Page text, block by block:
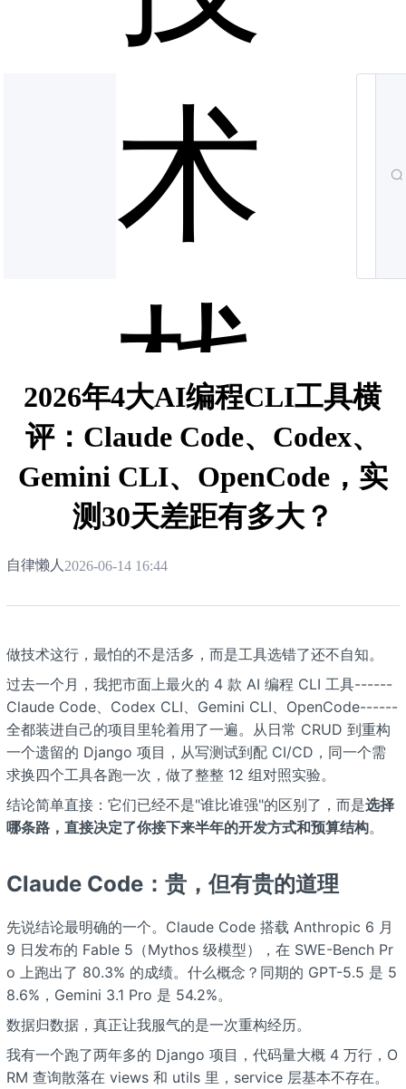
术
栈
2026年4大AI编程CLI工具横
评：Claude Code、Codex、
Gemini CLI、OpenCode，实
测30天差距有多大？
自律懒人 2026-06-14 16:44
做技术这行，最怕的不是活多，而是工具选错了还不自知。
过去一个月，我把市面上最火的 4 款 AI 编程 CLI 工具------
Claude Code、Codex CLI、Gemini CLI、OpenCode------
全都装进自己的项目里轮着用了一遍。从日常 CRUD 到重构
一个遗留的 Django 项目，从写测试到配 CI/CD，同一个需
求换四个工具各跑一次，做了整整 12 组对照实验。
结论简单直接：它们已经不是"谁比谁强"的区别了，而是选择
哪条路，直接决定了你接下来半年的开发方式和预算结构。
Claude Code：贵，但有贵的道理
先说结论最明确的一个。Claude Code 搭载 Anthropic 6 月
9 日发布的 Fable 5（Mythos 级模型），在 SWE-Bench Pr
o 上跑出了 80.3% 的成绩。什么概念？同期的 GPT-5.5 是 5
8.6%，Gemini 3.1 Pro 是 54.2%。
数据归数据，真正让我服气的是一次重构经历。
我有一个跑了两年多的 Django 项目，代码量大概 4 万行，O
RM 查询散落在 views 和 utils 里，service 层基本不存在。